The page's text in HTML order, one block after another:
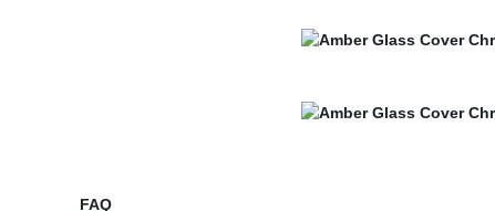
FAQ